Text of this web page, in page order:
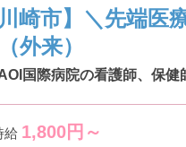
川崎市】＼先端
外来）
国際病院の看護師、保健
給 1,800円～